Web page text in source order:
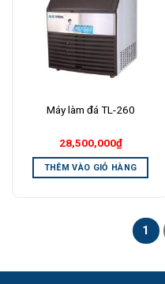
Máy làm đá TL-260
28,500,000₫
THÊM VÀO GIỎ HÀNG
1